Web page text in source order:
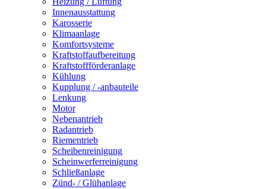
Innenausstattung
Karosserie
Klimaanlage
Komfortsysteme
Kraftstoffaufbereitung
Kraftstoffförderanlage
Kühlung
Kupplung / -anbauteile
Lenkung
Motor
Nebenantrieb
Radantrieb
Riementrieb
Scheibenreinigung
Scheinwerferreinigung
Schließanlage
Zünd- / Glühanlage